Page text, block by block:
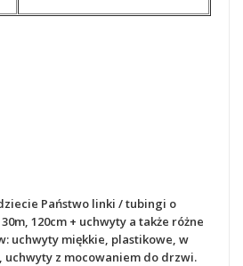
Państwo linki / tubingi o
120cm + uchwyty a także różne
uchwyty miękkie, plastikowe, w
z mocowaniem do drzwi.